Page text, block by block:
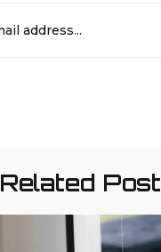
Related Post